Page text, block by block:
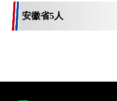
安徽省5人